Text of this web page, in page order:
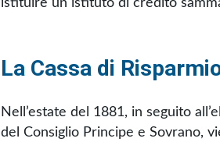
La Cassa di
Nell’estate del 1881, in seguito
del Consiglio Principe e Sovrano,